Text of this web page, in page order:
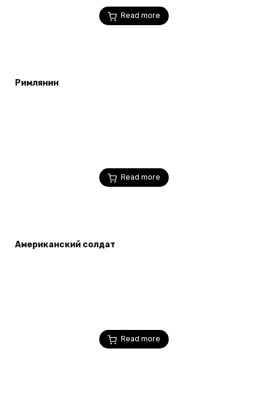
Read more
Римлянин
Read more
Американский солдат
Read more